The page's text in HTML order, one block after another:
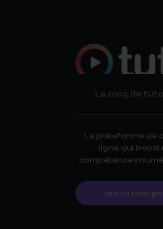
TUTO.COM
Le blog de
La plateforme de
ligne qui
compétences
Tous les tutos